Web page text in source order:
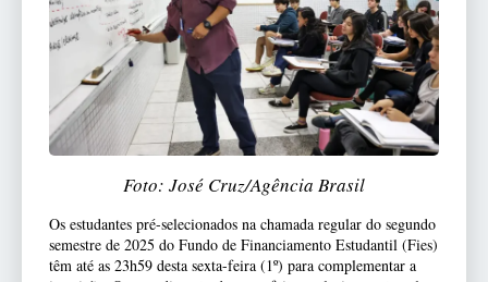
Foto: José Cruz/Agência Brasil
Os estudantes pré-selecionados na chamada regular do segundo
semestre de 2025 do Fundo de Financiamento Estudantil (Fies)
têm até as 23h59 desta sexta-feira (1º) para complementar a